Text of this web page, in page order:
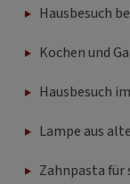
Hausbesuch
Kochen und
Hausbesuch
Lampe aus
Zahnpasta für